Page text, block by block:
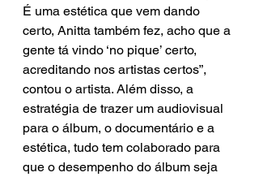
É uma estética que vem dando
certo, Anitta também fez, acho que a
gente tá vindo ‘no pique’ certo,
acreditando nos artistas certos”,
contou o artista. Além disso, a
estratégia de trazer um audiovisual
para o álbum, o documentário e a
estética, tudo tem colaborado para
que o desempenho do álbum seja